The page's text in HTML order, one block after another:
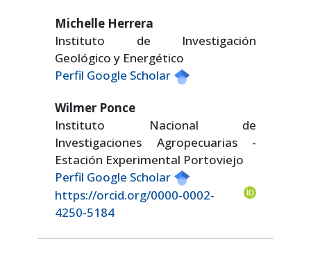
Michelle Herrera
Instituto de Investigación
Geológico y Energético
Perfil Google Scholar
Wilmer Ponce
Instituto Nacional de
Investigaciones Agropecuarias -
Estación Experimental Portoviejo
Perfil Google Scholar
https://orcid.org/0000-0002-
4250-5184